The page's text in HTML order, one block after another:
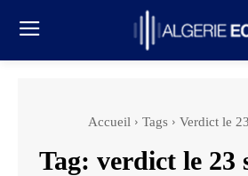
Accueil Tags Verdict le
Tag: verdict le 23